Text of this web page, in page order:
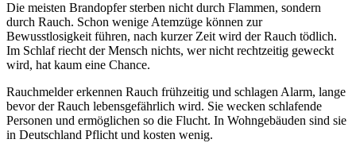
Die meisten Brandopfer sterben nicht durch Flammen, sondern
durch Rauch. Schon wenige Atemzüge können zur
Bewusstlosigkeit führen, nach kurzer Zeit wird der Rauch tödlich.
Im Schlaf riecht der Mensch nichts, wer nicht rechtzeitig geweckt
wird, hat kaum eine Chance.
Rauchmelder erkennen Rauch frühzeitig und schlagen Alarm, lange
bevor der Rauch lebensgefährlich wird. Sie wecken schlafende
Personen und ermöglichen so die Flucht. In Wohngebäuden sind sie
in Deutschland Pflicht und kosten wenig.